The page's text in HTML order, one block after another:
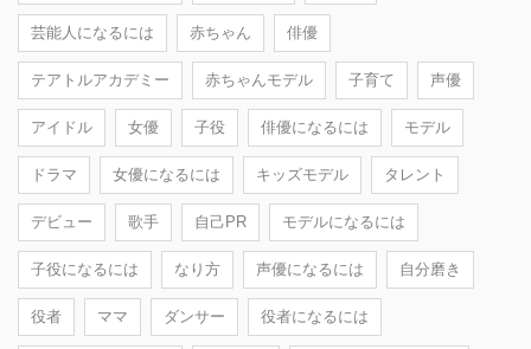
芸能人になるには 赤ちゃん 俳優
テアトルアカデミー 赤ちゃんモデル 子育て 声優
アイドル 女優 子役 俳優になるには モデル
ドラマ 女優になるには キッズモデル タレント
デビュー 歌手 自己PR モデルになるには
子役になるには なり方 声優になるには 自分磨き
役者 ママ ダンサー 役者になるには